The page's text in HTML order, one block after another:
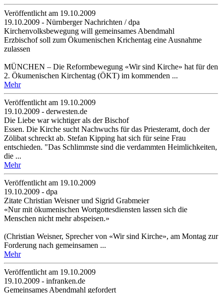
Veröffentlicht am 19­.10.2009
19.10.2009 - Nürnberger Nachrichten / dpa
Kirchenvolksbewegung will gemeinsames Abendmahl
Erzbischof soll zum Ökumenischen Krichentag eine Ausnahme
zulassen
MÜNCHEN – Die Reformbewegung «Wir sind Kirche» hat für den
2. Ökumenischen Kirchentag (ÖKT) im kommenden ...
Mehr
Veröffentlicht am 19­.10.2009
19.10.2009 - derwesten.de
Die Liebe war wichtiger als der Bischof
Essen. Die Kirche sucht Nachwuchs für das Priesteramt, doch der
Zölibat schreckt ab. Stefan Kipping hat sich für seine Frau
entschieden. "Das Schlimmste sind die verdammten Heimlichkeiten,
die ...
Mehr
Veröffentlicht am 19­.10.2009
19.10.2009 - dpa
Zitate Christian Weisner und Sigrid Grabmeier
«Nur mit ökumenischen Wortgottesdiensten lassen sich die
Menschen nicht mehr abspeisen.»
(Christian Weisner, Sprecher von «Wir sind Kirche», am Montag zur
Forderung nach gemeinsamen ...
Mehr
Veröffentlicht am 19­.10.2009
19.10.2009 - infranken.de
Gemeinsames Abendmahl gefordert